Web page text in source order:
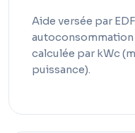
Aide versée par
autoconsommation
calculée par kWc
puissance).